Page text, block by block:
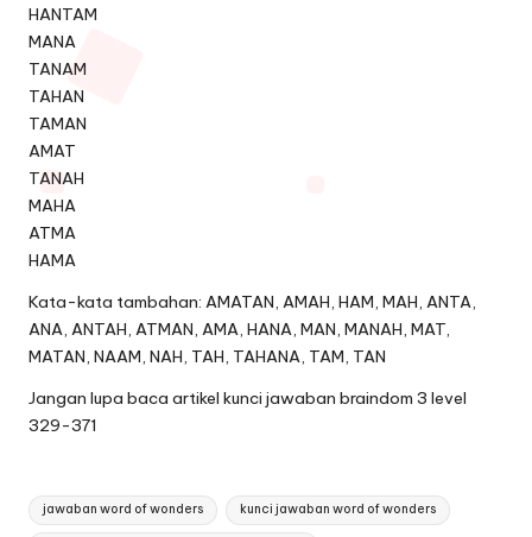
HANTAM
MANA
TANAM
TAHAN
TAMAN
AMAT
TANAH
MAHA
ATMA
HAMA
Kata-kata tambahan: AMATAN, AMAH, HAM, MAH, ANTA,
ANA, ANTAH, ATMAN, AMA, HANA, MAN, MANAH, MAT,
MATAN, NAAM, NAH, TAH, TAHANA, TAM, TAN
Jangan lupa baca artikel kunci jawaban braindom 3 level
329-371
Tags:
jawaban word of wonders kunci jawaban word of wonders